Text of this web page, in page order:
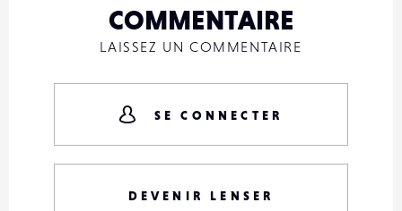
COMMENTAIRE
LAISSEZ UN COMMENTAIRE
SE CONNECTER
DEVENIR LENSER